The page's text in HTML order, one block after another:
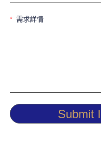
需求詳情
Submit